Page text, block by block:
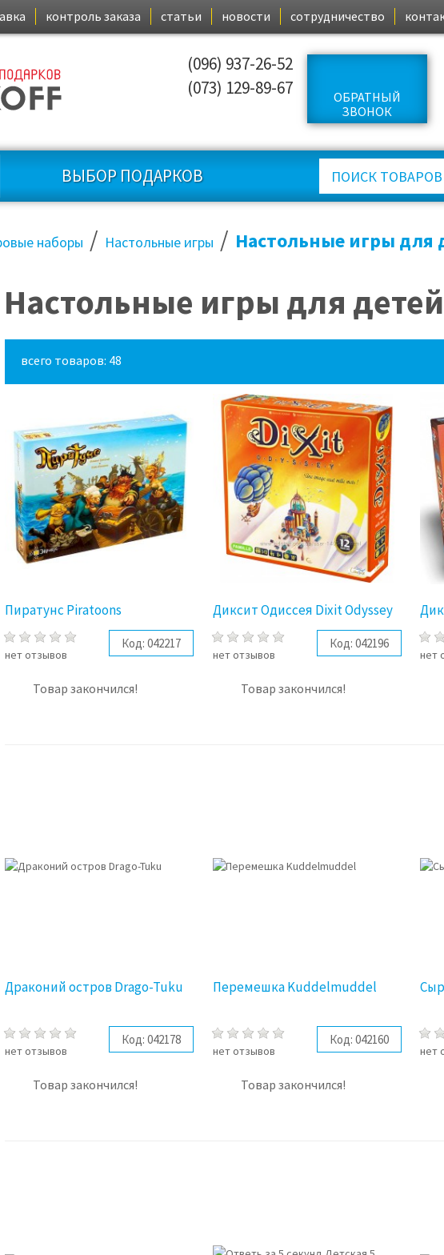
контроль заказа статьи новости сотрудничество
(096) 937-26-52
(073) 129-89-67
ОБРАТНЫЙ
ЗВОНОК
ВЫБОР ПОДАРКОВ
наборы / Настольные игры / Настольные игры для
Настольные игры для детей
всего товаров: 48
Пиратунс Piratoons
нет отзывов
Код: 042217
Товар закончился!
Диксит Одиссея Dixit Odyssey
нет отзывов
Код: 042196
Товар закончился!
нет
Драконий остров Drago-Tuku
нет отзывов
Код: 042178
Товар закончился!
Перемешка Kuddelmuddel
нет отзывов
Код: 042160
Товар закончился!
нет